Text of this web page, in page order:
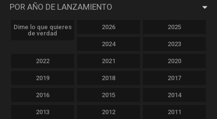
POR AÑO DE LANZAMIENTO
Dime lo que quieres
de verdad
2026 2025
2024 2023
2022 2021 2020
2019 2018 2017
2016 2015 2014
2013 2012 2011